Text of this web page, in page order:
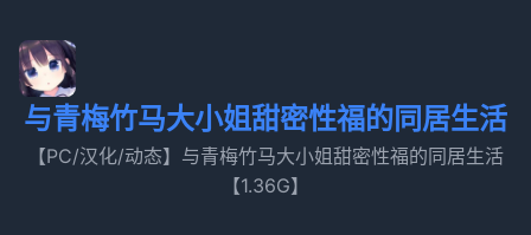
与青梅竹马大小姐甜密性福的同居生活
【PC/汉化/动态】与青梅竹马大小姐甜密性福的同居生活
【1.36G】